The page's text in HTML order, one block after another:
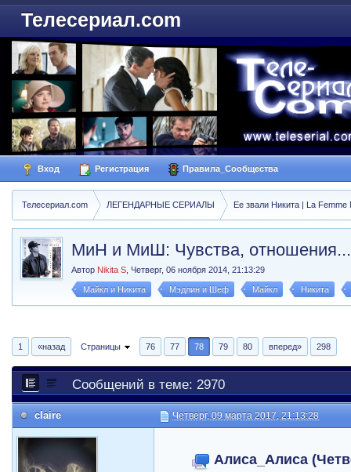
Телесериал.com
Вход Регистрация Правила_Сообщества
Телесериал.com ЛЕГЕНДАРНЫЕ СЕРИАЛЫ Ее звали Никита | La Femme
МиН и МиШ: Чувства,
Автор Nikita S ,Четверг, 06 ноября 2014, 21:13:29
Майкл и Никита Мэдлин и Шеф Майкл Никита
1 «назад Страницы 76 77 78 79 80 вперед» 298
Сообщений в теме: 2970
claire Четверг, 09 марта 2017, 21:13:28
Алиса_Алиса